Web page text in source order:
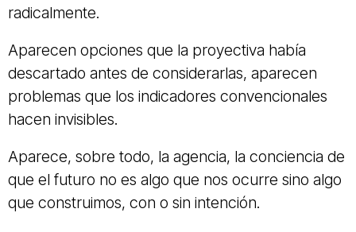
radicalmente.
Aparecen opciones que la proyectiva había
descartado antes de considerarlas, aparecen
problemas que los indicadores convencionales
hacen invisibles.
Aparece, sobre todo, la agencia, la conciencia de
que el futuro no es algo que nos ocurre sino algo
que construimos, con o sin intención.